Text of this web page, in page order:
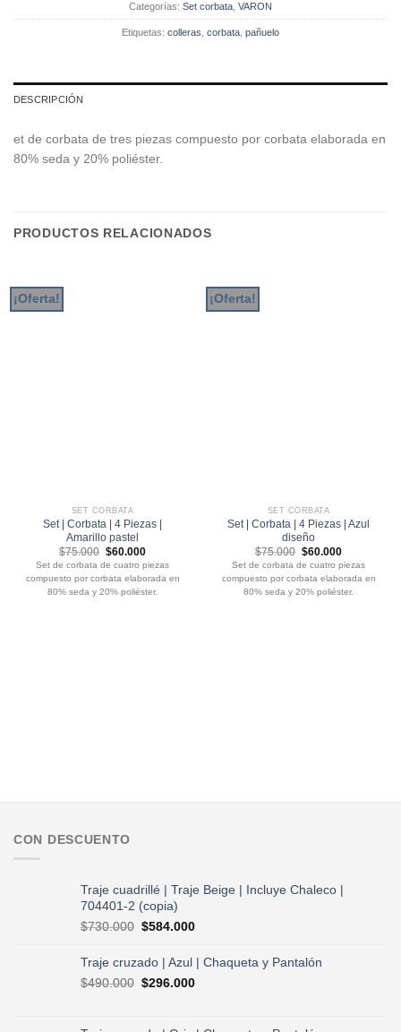
Categorías: Set corbata VARON
Etiquetas: colleras corbata pañuelo
DESCRIPCIÓN
et de corbata de tres piezas compuesto por corbata elaborada en
80% seda y 20% poliéster.
PRODUCTOS RELACIONADOS
¡Oferta!
SET CORBATA
Set | Corbata | 4 Piezas |
Amarillo pastel
$75.000 El
precio
original
era:
$75.000.
$60.000El
precio
actual
es:
$60.000.
Set de corbata de cuatro piezas
compuesto por corbata elaborada en
80% seda y 20% poliéster.
¡Oferta!
SET CORBATA
Set | Corbata | 4 Piezas | Azul
diseño
$75.000 El
precio
original
era:
$75.000.
$60.000El
precio
actual
es:
$60.000.
Set de corbata de cuatro piezas
compuesto por corbata elaborada en
80% seda y 20% poliéster.
CON DESCUENTO
Traje cuadrillé | Traje Beige | Incluye Chaleco |
704401-2 (copia)
$730.000 El
original
era:
$730.000.
$584.000El
actual
es:
Traje cruzado | Azul | Chaqueta y Pantalón
$490.000 El
$296.000El